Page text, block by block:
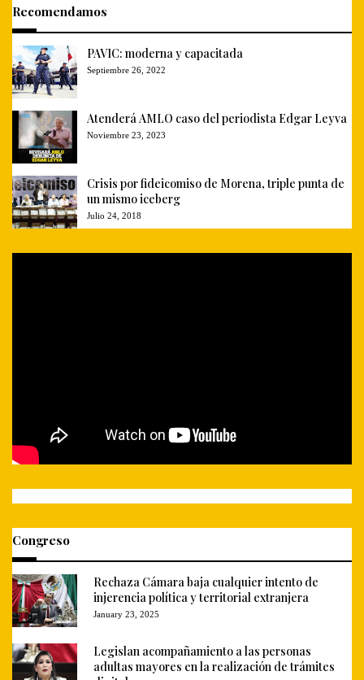
Recomendamos
PAVIC: moderna y capacitada
Septiembre 26, 2022
Atenderá AMLO caso del periodista Edgar Leyva
Noviembre 23, 2023
Crisis por fideicomiso de Morena, triple punta de
un mismo iceberg
Julio 24, 2018
Congreso
Rechaza Cámara baja cualquier intento de
injerencia política y territorial extranjera
January 23, 2025
Legislan acompañamiento a las personas
adultas mayores en la realización de trámites